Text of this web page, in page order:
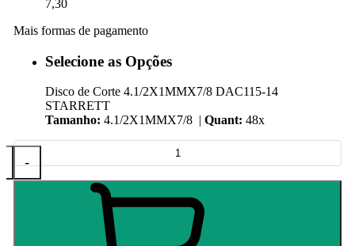
7,30
Mais formas de pagamento
Selecione as Opções
Disco de Corte 4.1/2X1MMX7/8 DAC115-14
STARRETT
Tamanho: 4.1/2X1MMX7/8 | Quant: 48x
-